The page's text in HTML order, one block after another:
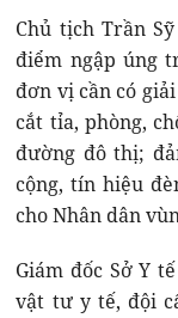
Chủ tịch Trần
điểm ngập úng
đơn vị cần có
cắt tỉa, phòng,
đường đô thị;
cộng, tín hiệu
cho Nhân dân
Giám đốc Sở Y
vật tư y tế, đội